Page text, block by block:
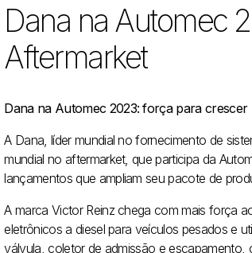
Dana na Automec
Aftermarket
Dana na Automec 2023: força para
A Dana, líder mundial no fornecimento de
mundial no aftermarket, que participa da
lançamentos que ampliam seu pacote de
A marca Victor Reinz chega com mais força
eletrônicos a diesel para veículos pesados e
válvula, coletor de admissão e